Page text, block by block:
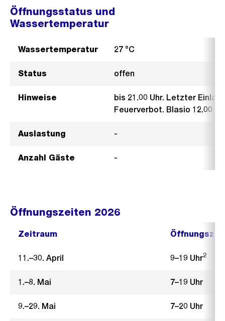
Öffnungsstatus und
Wassertemperatur
Wassertemperatur 27 °C
Status offen
Hinweise
bis 21.00 Uhr. Letzter
Feuerverbot. Blasio 12.00
Auslastung -
Anzahl Gäste -
Öffnungszeiten 2026
Zeitraum
11.–30. April 9–19 Uhr2
1.–8. Mai 7–19 Uhr
9.–29. Mai 7–20 Uhr